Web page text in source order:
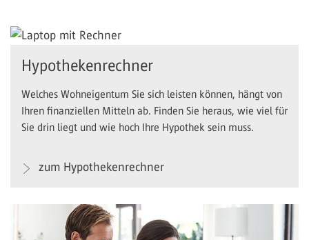
Hypothekenrechner
Welches Wohneigentum Sie sich leisten können, hängt von
Ihren finanziellen Mitteln ab. Finden Sie heraus, wie viel für
Sie drin liegt und wie hoch Ihre Hypothek sein muss.
zum Hypothekenrechner